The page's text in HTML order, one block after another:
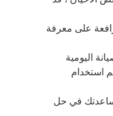
على معرفة
اليومية
استخدام
في حل